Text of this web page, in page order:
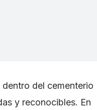
del cementerio
y reconocibles. En